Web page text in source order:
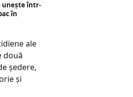
unește într-
în
ale
două
ședere,
și